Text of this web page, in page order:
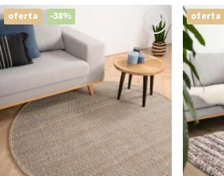
oferta -38% oferta